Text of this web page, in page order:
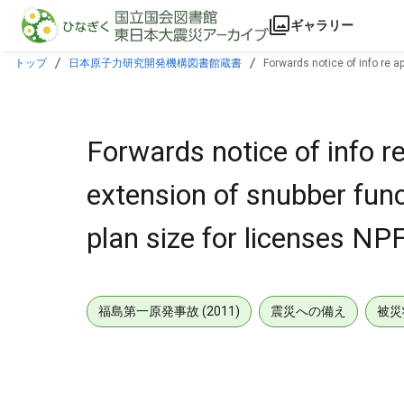
本文に飛ぶ
ギャラリー
トップ 日本原子力研究開発機構図書館蔵書 Forwards notice of info re
Forwards notice of info
extension of snubber
plan size for licenses
福島第一原発事故 (2011) 震災への備え 被災